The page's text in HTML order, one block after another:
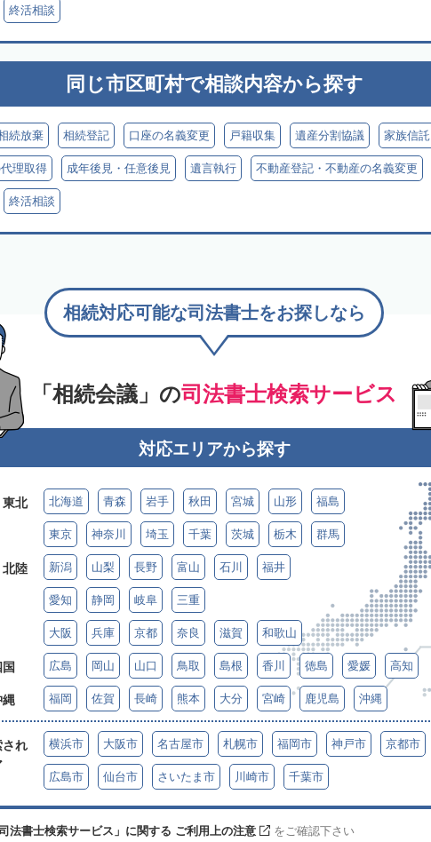
終活相談
同じ市区町村で相談内容から探す
続放棄 相続登記 口座の名義変更 戸籍収集 遺産分割協議 家族信託
理取得 成年後見・任意後見 遺言執行 不動産登記・不動産の名義変更
終活相談
「相続会議」の司法書士検索サービス
相続対応可能な司法書士をお探しなら
対応エリアから探す
東北 北海道 青森 岩手 秋田 宮城 山形 福島
東京 神奈川 埼玉 千葉 茨城 栃木 群馬
北陸 新潟 山梨 長野 富山 石川 福井
愛知 静岡 岐阜 三重
大阪 兵庫 京都 奈良 滋賀 和歌山
広島 岡山 山口 鳥取 島根 香川 徳島 愛媛 高知
縄 福岡 佐賀 長崎 熊本 大分 宮崎 鹿児島 沖縄
され
横浜市 大阪市 名古屋市 札幌市 福岡市 神戸市 京都市
広島市 仙台市 さいたま市 川崎市 千葉市
司法書士検索サービス」に関する ご利用上の注意
をご確認下さい